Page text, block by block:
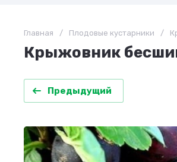
Главная / Плодовые кустарники /
Крыжовник
Предыдущий